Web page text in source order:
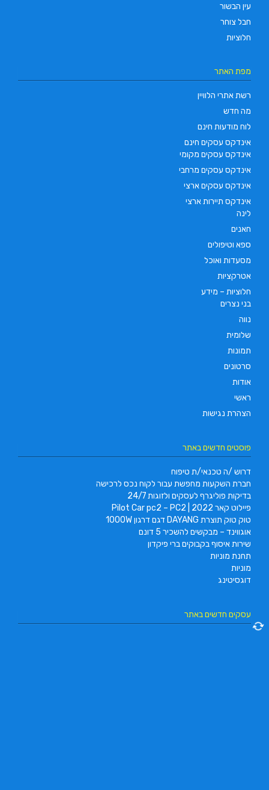
עין הבשור
חבל צוחר
חלוציות
מפת האתר
רשת אתרי הלוויין
מה חדש
לוח מודעות חינם
אינדקס עסקים חינם
אינדקס עסקים מקומי
אינדקס עסקים מרחבי
אינדקס עסקים ארצי
אינדקס תיירות ארצי
לינה
חאנים
ספא וטיפולים
מסעדות ואוכל
אטרקציות
חלוציות – מידע
בני נצרים
נווה
שלומית
תמונות
סרטונים
אודות
ראשי
הצהרת נגישות
פוסטים חדשים באתר
דרוש /ה טכנאי/ת טיפוח
חברת השקעות מחפשת עבור לקוח נכס לרכישה
בדיקות פוליגרף לעסקים ולזוגות 24/7
פיילוט קאר 2022 | Pilot Car pc2 – PC2
טוק טוק תוצרת DAYANG דגם דרגון 1000W
אוגווינד – מבקשים להשכיר 5 דונם
שירות איסוף בקבוקים ברי פיקדון
תחנת מוניות
מוניות
דוגסיטינג
עסקים חדשים באתר